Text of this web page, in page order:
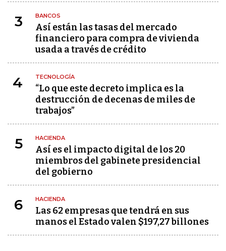
3 BANCOS
Así están las tasas del mercado
financiero para compra de vivienda
usada a través de crédito
4 TECNOLOGÍA
“Lo que este decreto implica es la
destrucción de decenas de miles de
trabajos”
5 HACIENDA
Así es el impacto digital de los 20
miembros del gabinete presidencial
del gobierno
6 HACIENDA
Las 62 empresas que tendrá en sus
manos el Estado valen $197,27 billones